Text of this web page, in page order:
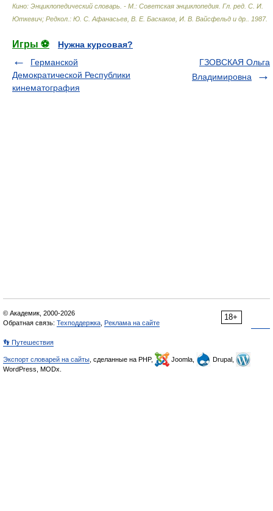
Кино: Энциклопедический словарь. - М.: Советская энциклопедия Гл. ред. С. И.
Юткевич; Редкол.: Ю. С. Афанасьев, В. Е. Баскаков, И. В. Вайсфельд и др.
1987.
Игры ⚽
Нужна курсовая?
Германской
Демократической Республики
кинематография
ГЗОВСКАЯ Ольга
Владимировна
18+
© Академик, 2000-2026
Обратная связь: Техподдержка Реклама на сайте
👣 Путешествия
Экспорт словарей на сайты , сделанные на PHP, Joomla,
Drupal,
WordPress, MODx.